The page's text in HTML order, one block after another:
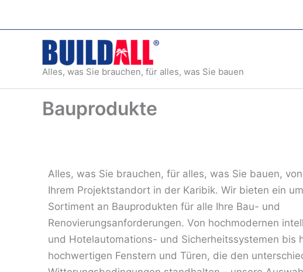
Alles, was Sie brauchen, für alles, was Sie bauen
Bauprodukte
Alles, was Sie brauchen, für alles, was Sie bauen,
Ihrem Projektstandort in der Karibik. Wir bieten ein
Sortiment an Bauprodukten für alle Ihre Bau- und
Renovierungsanforderungen. Von hochmodernen
und Hotelautomations- und Sicherheitssystemen bis
hochwertigen Fenstern und Türen, die den